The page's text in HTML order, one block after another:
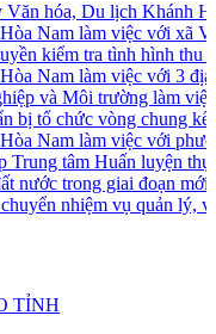
hóa, Du lịch Khánh
Nam làm việc với xã
kiểm tra tình hình thu
Nam làm việc với 3 địa
và Môi trường làm việc
tổ chức vòng chung kết
Nam làm việc với
tâm Huấn luyện thực
trong giai đoạn mới
nhiệm vụ quản lý,
TỈNH